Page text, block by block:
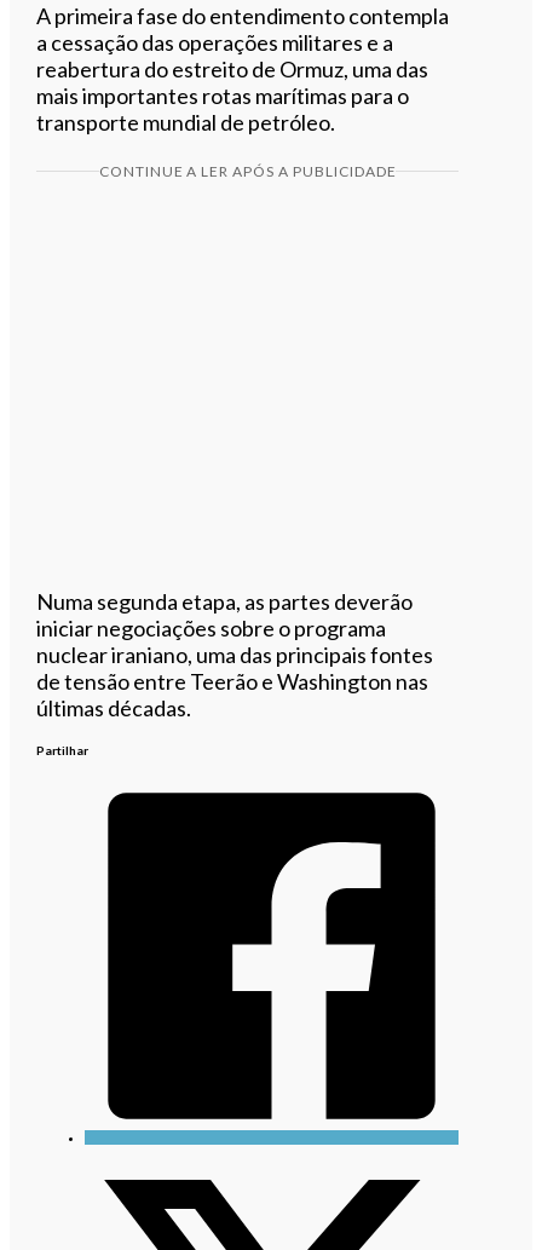
A primeira fase do entendimento contempla
a cessação das operações militares e a
reabertura do estreito de Ormuz, uma das
mais importantes rotas marítimas para o
transporte mundial de petróleo.
CONTINUE A LER APÓS A PUBLICIDADE
Numa segunda etapa, as partes deverão
iniciar negociações sobre o programa
nuclear iraniano, uma das principais fontes
de tensão entre Teerão e Washington nas
últimas décadas.
Partilhar